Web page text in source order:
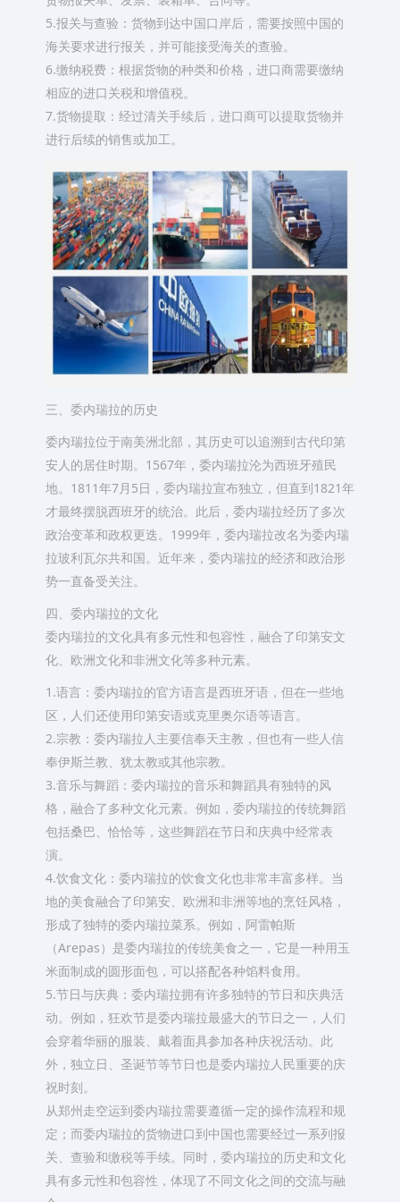
5.报关与查验：货物到达中国口岸后，需要按照中国的
海关要求进行报关，并可能接受海关的查验。
6.缴纳税费：根据货物的种类和价格，进口商需要缴纳
相应的进口关税和增值税。
7.货物提取：经过清关手续后，进口商可以提取货物并
进行后续的销售或加工。
三、委内瑞拉的历史
委内瑞拉位于南美洲北部，其历史可以追溯到古代印第
安人的居住时期。1567年，委内瑞拉沦为西班牙殖民
地。1811年7月5日，委内瑞拉宣布独立，但直到1821年
才最终摆脱西班牙的统治。此后，委内瑞拉经历了多次
政治变革和政权更迭。1999年，委内瑞拉改名为委内瑞
拉玻利瓦尔共和国。近年来，委内瑞拉的经济和政治形
势一直备受关注。
四、委内瑞拉的文化
委内瑞拉的文化具有多元性和包容性，融合了印第安文
化、欧洲文化和非洲文化等多种元素。
1.语言：委内瑞拉的官方语言是西班牙语，但在一些地
区，人们还使用印第安语或克里奥尔语等语言。
2.宗教：委内瑞拉人主要信奉天主教，但也有一些人信
奉伊斯兰教、犹太教或其他宗教。
3.音乐与舞蹈：委内瑞拉的音乐和舞蹈具有独特的风
格，融合了多种文化元素。例如，委内瑞拉的传统舞蹈
包括桑巴、恰恰等，这些舞蹈在节日和庆典中经常表
演。
4.饮食文化：委内瑞拉的饮食文化也非常丰富多样。当
地的美食融合了印第安、欧洲和非洲等地的烹饪风格，
形成了独特的委内瑞拉菜系。例如，阿雷帕斯
（Arepas）是委内瑞拉的传统美食之一，它是一种用玉
米面制成的圆形面包，可以搭配各种馅料食用。
5.节日与庆典：委内瑞拉拥有许多独特的节日和庆典活
动。例如，狂欢节是委内瑞拉最盛大的节日之一，人们
会穿着华丽的服装、戴着面具参加各种庆祝活动。此
外，独立日、圣诞节等节日也是委内瑞拉人民重要的庆
祝时刻。
从郑州走空运到委内瑞拉需要遵循一定的操作流程和规
定；而委内瑞拉的货物进口到中国也需要经过一系列报
关、查验和缴税等手续。同时，委内瑞拉的历史和文化
具有多元性和包容性，体现了不同文化之间的交流与融